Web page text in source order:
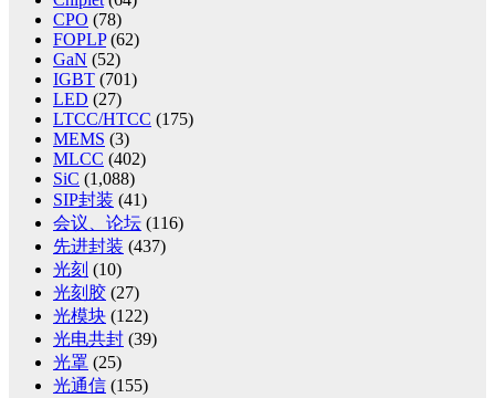
CPO (78)
FOPLP(62)
GaN (52)
IGBT (701)
LED (27)
LTCC/HTCC (175)
MEMS (3)
MLCC (402)
SiC (1,088)
SIP封装 (41)
会议、论坛 (116)
先进封装 (437)
光刻 (10)
光刻胶 (27)
光模块 (122)
光电共封 (39)
光罩 (25)
光通信 (155)